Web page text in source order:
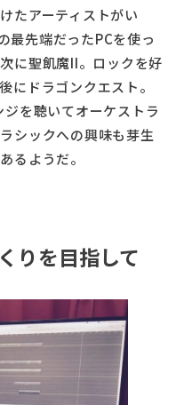
たアーティストがい
最先端だったPCを使っ
に聖飢魔II。ロックを好
にドラゴンクエスト。
を聴いてオーケストラ
シックへの興味も芽生
るようだ。
りを目指して